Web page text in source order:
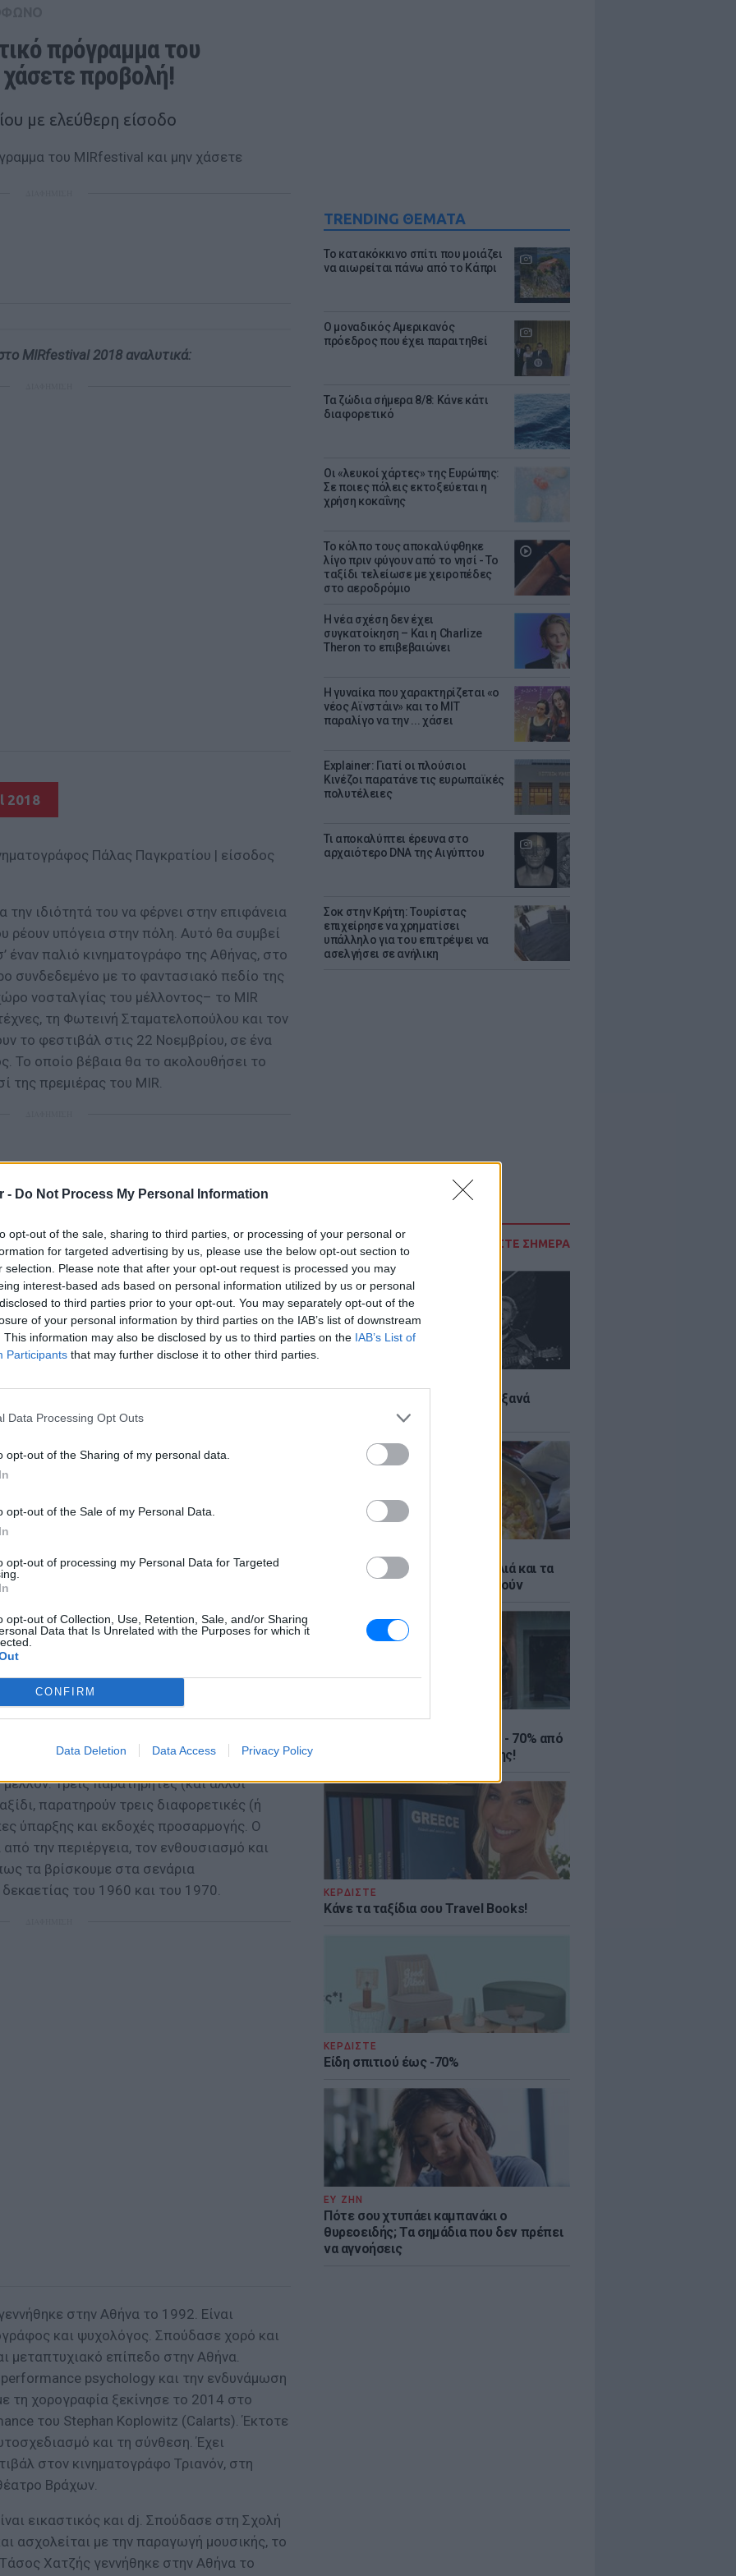
- Do Not Process My Personal Information
opt-out of the sale, sharing to third parties, or processing of your personal or
for targeted advertising by us, please use the below opt-out section to
selection. Please note that after your opt-out request is processed you may
interest-based ads based on personal information utilized by us or personal
to third parties prior to your opt-out. You may separately opt-out of the
of your personal information by third parties on the IAB’s list of downstream
This information may also be disclosed by us to third parties on the IAB’s List of
Participants that may further disclose it to other third parties.
Data Processing Opt Outs
opt-out of the Sharing of my personal data.
opt-out of the Sale of my Personal Data.
opt-out of processing my Personal Data for Targeted
opt-out of Collection, Use, Retention, Sale, and/or Sharing
Data that Is Unrelated with the Purposes for which it
CONFIRM
Data Deletion Data Access Privacy Policy
TRENDING ΘΕΜΑΤΑ
Το κατακόκκινο σπίτι που μοιάζει
να αιωρείται πάνω από το Κάπρι
Ο μοναδικός Αμερικανός
πρόεδρος που έχει παραιτηθεί
Τα ζώδια σήμερα 8/8: Κάνε κάτι
διαφορετικό
Οι «λευκοί χάρτες» της Ευρώπης:
Σε ποιες πόλεις εκτοξεύεται η
χρήση κοκαΐνης
Το κόλπο τους αποκαλύφθηκε
λίγο πριν φύγουν από το νησί - Το
ταξίδι τελείωσε με χειροπέδες
στο αεροδρόμιο
Η νέα σχέση δεν έχει
συγκατοίκηση – Και η Charlize
Theron το επιβεβαιώνει
Η γυναίκα που χαρακτηρίζεται «ο
νέος Αϊνστάιν» και το MIT
παραλίγο να την ... χάσει
Explainer: Γιατί οι πλούσιοι
Κινέζοι παρατάνε τις ευρωπαϊκές
πολυτέλειες
Τι αποκαλύπτει έρευνα στο
αρχαιότερο DNA της Αιγύπτου
Σοκ στην Κρήτη: Τουρίστας
επιχείρησε να χρηματίσει
υπάλληλο για του επιτρέψει να
ασελγήσει σε ανήλικη
ΔΙΑΒΑΣΤΕ ΣΗΜΕΡΑ
5 one-hit wonders που έγιναν ξανά
διάσημοι από… ατύχημα
Ελληνικό γιαούρτι: Μία κουταλιά και τα
scrambled eggs θα απογειωθούν
ΚΕΡΔΙΣΤΕ
Καλοκαιρινές εκπτώσεις έως - 70% από
τα μεγαλύτερα eshops ένδυσης!
ΚΕΡΔΙΣΤΕ
Κάνε τα ταξίδια σου Travel Books!
ΚΕΡΔΙΣΤΕ
Είδη σπιτιού έως -70%
ΕΥ ΖΗΝ
Πότε σου χτυπάει καμπανάκι ο
θυρεοειδής; Τα σημάδια που δεν πρέπει
να αγνοήσεις
πρόγραμμα του
προβολή!
με ελεύθερη είσοδο
MIRfestival 2018 αναλυτικά:
2018
Πάλας Παγκρατίου | είσοδος
ιδιότητά του να φέρνει στην επιφάνεια
ρέουν υπόγεια στην πόλη. Αυτό θα συμβεί
έναν παλιό κινηματογράφο της Αθήνας, στο
συνδεδεμένο με το φαντασιακό πεδίο της
νοσταλγίας του μέλλοντος– το MIR
τη Φωτεινή Σταματελοπούλου και τον
το φεστιβάλ στις 22 Νοεμβρίου, σε ένα
Το οποίο βέβαια θα το ακολουθήσει το
της πρεμιέρας του MIR.
/ Fotini Stamatelopoulou (GR), Οδηγός για
on being anything
της πολύ νέας γενιάς, η Φωτεινή
έργο επιστημονικής φαντασίας – και
(των Tάσου Χατζή και Ευγένιου
ταξίδι στο μέλλον με τα μάτια μιας
Τι αναζητούν; Μια ιδανική συνθήκη
βρουν άραγε;
μια περιπέτεια πιθανοτήτων,
Τρεις παρατηρητές (και άλλοι
παρατηρούν τρεις διαφορετικές (ή
ύπαρξης και εκδοχές προσαρμογής. Ο
την περιέργεια, τον ενθουσιασμό και
τα βρίσκουμε στα σενάρια
του 1960 και του 1970.
στην Αθήνα το 1992. Είναι
και ψυχολόγος. Σπούδασε χορό και
μεταπτυχιακό επίπεδο στην Αθήνα.
performance psychology και την ενδυνάμωση
τη χορογραφία ξεκίνησε το 2014 στο
του Stephan Koplowitz (Calarts). Έκτοτε
και τη σύνθεση. Έχει
στον κινηματογράφο Τριανόν, στη
Βράχων.
εικαστικός και dj. Σπούδασε στη Σχολή
ασχολείται με την παραγωγή μουσικής, το
Χατζής γεννήθηκε στην Αθήνα το